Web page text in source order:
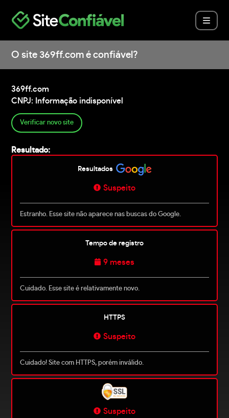
O site 369ff.com é confiável?
369ff.com
CNPJ: Informação indisponível
Verificar novo site
Resultado:
Resultados
Suspeito
Estranho. Esse site não aparece nas buscas do Google.
Tempo de registro
9 meses
Cuidado. Esse site é relativamente novo.
HTTPS
Suspeito
Cuidado! Site com HTTPS, porém inválido.
Suspeito